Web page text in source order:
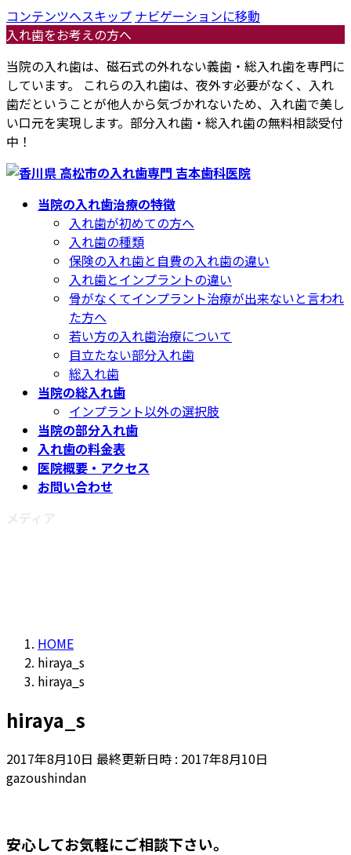
コンテンツへスキップ ナビゲーションに移動
入れ歯をお考えの方へ
当院の入れ歯は、磁石式の外れない義歯・総入れ歯を専門に
しています。 これらの入れ歯は、夜外す必要がなく、入れ
歯だということが他人から気づかれないため、入れ歯で美し
い口元を実現します。部分入れ歯・総入れ歯の無料相談受付
中！
当院の入れ歯治療の特徴
入れ歯が初めての方へ
入れ歯の種類
保険の入れ歯と自費の入れ歯の違い
入れ歯とインプラントの違い
骨がなくてインプラント治療が出来ないと言われ
た方へ
若い方の入れ歯治療について
目立たない部分入れ歯
総入れ歯
当院の総入れ歯
インプラント以外の選択肢
当院の部分入れ歯
入れ歯の料金表
医院概要・アクセス
お問い合わせ
HOME
hiraya_s
hiraya_s
hiraya_s
2017年8月10日 最終更新日時 : 2017年8月10日
gazoushindan
安心してお気軽にご相談下さい。